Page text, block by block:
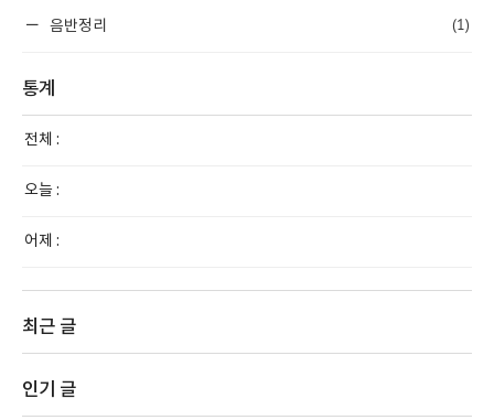
음반정리 (1)
통계
전체 :
오늘 :
어제 :
최근 글
인기 글